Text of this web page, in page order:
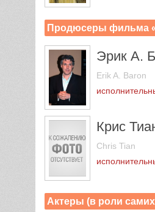
Продюсеры фильма
Эрик А.
Erik A. Baron
Крис
Chris Tian
Актеры (в роли